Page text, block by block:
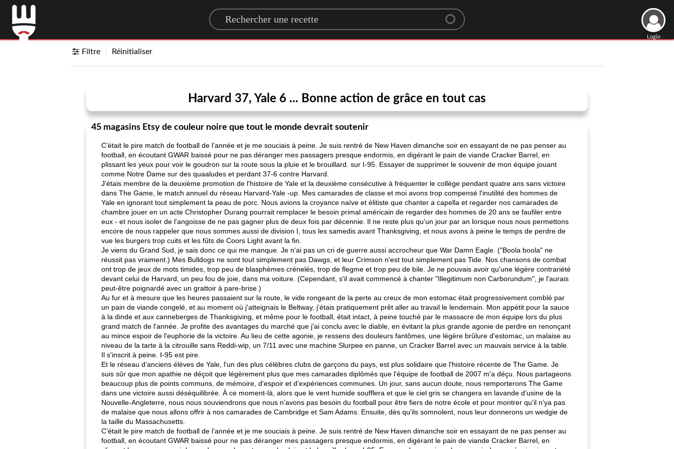
Search for a recipe
Login
Filtre Réinitialiser
Harvard 37, Yale 6 ... Bonne action de grâce en tout cas
45 magasins Etsy de couleur noire que tout le monde devrait soutenir
C’était le pire match de football de l’année et je me souciais à peine. Je suis rentré de New Haven dimanche soir en essayant de ne pas penser au
football, en écoutant GWAR baissé pour ne pas déranger mes passagers presque endormis, en digérant le pain de viande Cracker Barrel, en
plissant les yeux pour voir le goudron sur la route sous la pluie et le brouillard. sur I-95. Essayer de supprimer le souvenir de mon équipe jouant
comme Notre Dame sur des quaaludes et perdant 37-6 contre Harvard.
J'étais membre de la deuxième promotion de l'histoire de Yale et la deuxième consécutive à fréquenter le collège pendant quatre ans sans victoire
dans The Game, le match annuel du réseau Harvard-Yale -up. Mes camarades de classe et moi avons trop compensé l'inutilité des hommes de
Yale en ignorant tout simplement la peau de porc. Nous avions la croyance naïve et élitiste que chanter a capella et regarder nos camarades de
chambre jouer en un acte Christopher Durang pourrait remplacer le besoin primal américain de regarder des hommes de 20 ans se faufiler entre
eux - et nous isoler de l'angoisse de ne pas gagner plus de deux fois par décennie. Il ne reste plus qu'un jour par an lorsque nous nous permettons
encore de nous rappeler que nous sommes aussi de division I, tous les samedis avant Thanksgiving, et nous avons à peine le temps de perdre de
vue les burgers trop cuits et les fûts de Coors Light avant la fin.
Je viens du Grand Sud, je sais donc ce qui me manque. Je n'ai pas un cri de guerre aussi accrocheur que War Damn Eagle. ("Boola boola" ne
réussit pas vraiment.) Mes Bulldogs ne sont tout simplement pas Dawgs, et leur Crimson n'est tout simplement pas Tide. Nos chansons de combat
ont trop de jeux de mots timides, trop peu de blasphèmes crénelés, trop de flegme et trop peu de bile. Je ne pouvais avoir qu'une légère contrariété
devant celui de Harvard, un peu fou de joie, dans ma voiture. (Cependant, s'il avait commencé à chanter "Illegitimum non Carborundum", je l'aurais
peut-être poignardé avec un grattoir à pare-brise.)
Au fur et à mesure que les heures passaient sur la route, le vide rongeant de la perte au creux de mon estomac était progressivement comblé par
un pain de viande congelé, et au moment où j'atteignais le Beltway, j'étais pratiquement prêt aller au travail le lendemain. Mon appétit pour la sauce
à la dinde et aux canneberges de Thanksgiving, et même pour le football, était intact, à peine touché par le massacre de mon équipe lors du plus
grand match de l'année. Je profite des avantages du marché que j'ai conclu avec le diable, en évitant la plus grande agonie de perdre en renonçant
au mince espoir de l'euphorie de la victoire. Au lieu de cette agonie, je ressens des douleurs fantômes, une légère brûlure d'estomac, un malaise au
niveau de la tarte à la citrouille sans Reddi-wip, un 7/11 avec une machine Slurpee en panne, un Cracker Barrel avec un mauvais service à la table.
Il s'inscrit à peine. I-95 est pire.
Et le réseau d'anciens élèves de Yale, l'un des plus célèbres clubs de garçons du pays, est plus solidaire que l'histoire récente de The Game. Je
suis sûr que mon apathie ne déçoit que légèrement plus que mes camarades diplômés que l'équipe de football de 2007 m'a déçu. Nous partageons
beaucoup plus de points communs, de mémoire, d'espoir et d'expériences communes. Un jour, sans aucun doute, nous remporterons The Game
dans une victoire aussi déséquilibrée. À ce moment-là, alors que le vent humide soufflera et que le ciel gris se changera en lavande d’usine de la
Nouvelle-Angleterre, nous nous souviendrons que nous n’avons pas besoin du football pour être fiers de notre école et pour montrer qu’il n’ya pas
de malaise que nous allons offrir à nos camarades de Cambridge et Sam Adams. Ensuite, dès qu'ils somnolent, nous leur donnerons un wedgie de
la taille du Massachusetts.
C’était le pire match de football de l’année et je me souciais à peine. Je suis rentré de New Haven dimanche soir en essayant de ne pas penser au
football, en écoutant GWAR baissé pour ne pas déranger mes passagers presque endormis, en digérant le pain de viande Cracker Barrel, en